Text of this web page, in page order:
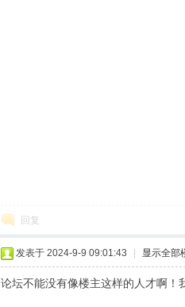
回复
发表于 2024-9-9 09:01:43 显示全部
论坛不能没有像楼主这样的人才啊